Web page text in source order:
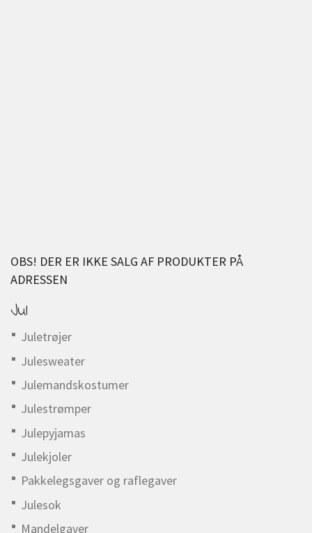
OBS! DER ER IKKE SALG AF PRODUKTER PÅ
ADRESSEN
Jul
Juletrøjer
Julesweater
Julemandskostumer
Julestrømper
Julepyjamas
Julekjoler
Pakkelegsgaver og raflegaver
Julesok
Mandelgaver